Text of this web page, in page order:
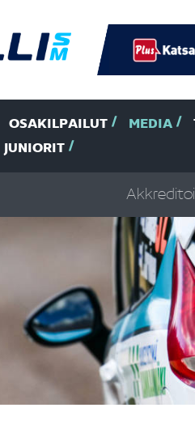
OSAKILPAILUT MEDIA
JUNIORIT